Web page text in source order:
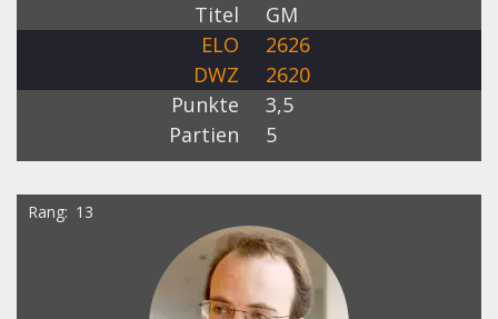
Titel
GM
ELO
2626
DWZ
2620
Punkte
3,5
Partien
5
Rang 13